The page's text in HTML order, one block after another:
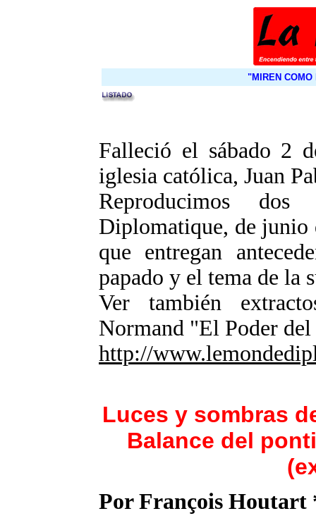
"MIREN COMO
Falleció el sábado 2
iglesia católica, Juan
Reproducimos
Diplomatique, de junio
que entregan
papado y el tema de la
Ver también
Normand "El Poder
http://
Luces y sombras
Balance del
Por François Houtart